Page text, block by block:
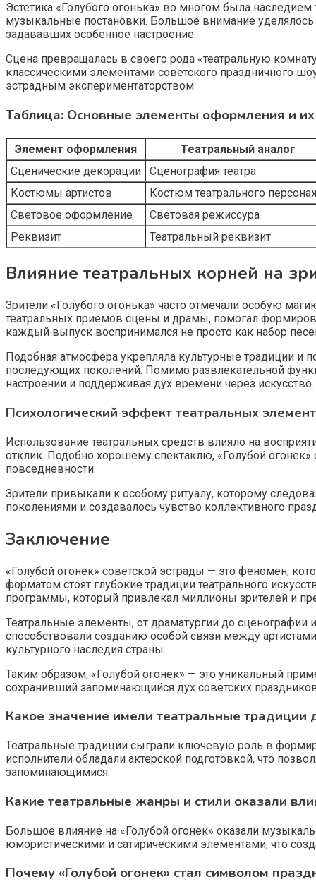
Эстетика «Голубого огонька» во многом была
музыкальные постановки. Большое внимание
задававших особенное настроение.
Сцена превращалась в своего рода «театральную
классическими элементами советского праздничного
эстрадным экспериментаторством.
Таблица: Основные элементы оформления и
Элемент оформления
Театральный аналог
Сценические декорации
Сценография театра
Костюмы артистов
Костюм театрального
Световое оформление
Световая режиссура
Реквизит
Театральный реквизит
Влияние театральных корней на
Зрители «Голубого огонька» часто отмечали особую
театральных приемов сцены и драмы, помогал
каждый выпуск воспринимался не просто как набор
Подобная атмосфера укрепляла культурные традиции и
последующих поколений. Помимо развлекательной
настроении и поддерживая дух времени через искусство.
Психологический эффект театральных
Использование театральных средств влияло на
отклик. Подобно хорошему спектаклю, «Голубой
повседневности.
Зрители привыкали к особому ритуалу, которому
поколениями и создавалось чувство коллективного
Заключение
«Голубой огонек» советской эстрады — это феномен,
форматом стоят глубокие традиции театрального
программы, который привлекал миллионы зрителей и
Театральные элементы, от драматургии до
способствовали созданию особой связи между
культурного наследия страны.
Таким образом, «Голубой огонек» — это уникальный
сохранивший запоминающийся дух советских
Какое значение имели театральные традиции
Театральные традиции сыграли ключевую роль в
исполнители обладали актерской подготовкой, что
запоминающимися.
Какие театральные жанры и стили оказали
Большое влияние на «Голубой огонек» оказали
юмористическими и сатирическими элементами, что
Почему «Голубой огонек» стал символом